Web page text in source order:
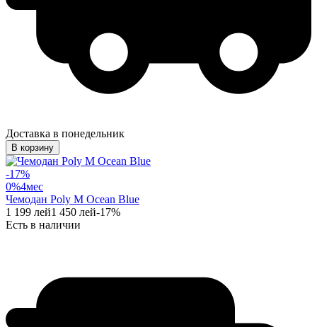
Доставка в понедельник
В корзину
-17%
0%4мес
Чемодан Poly M Ocean Blue
1 199 лей1 450 лей-17%
Есть в наличии